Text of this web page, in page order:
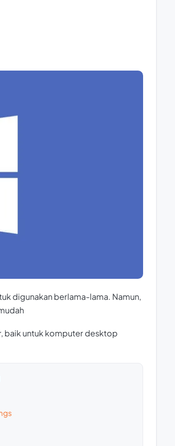
digunakan berlama-lama. Namun,
baik untuk komputer desktop